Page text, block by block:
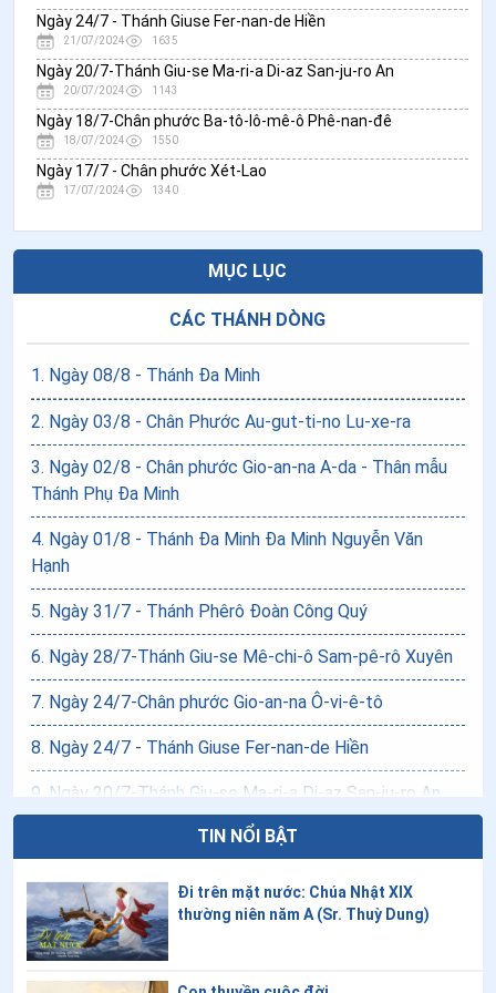
Ngày 24/7 - Thánh Giuse Fer-nan-de Hiền
21/07/2024 1635
Ngày 20/7-Thánh Giu-se Ma-ri-a Di-az San-ju-ro An
20/07/2024 1143
Ngày 18/7-Chân phước Ba-tô-lô-mê-ô Phê-nan-đê
18/07/2024 1550
Ngày 17/7 - Chân phước Xét-Lao
17/07/2024 1340
MỤC LỤC
CÁC THÁNH DÒNG
1. Ngày 08/8 - Thánh Đa Minh
2. Ngày 03/8 - Chân Phước Au-gut-ti-no Lu-xe-ra
3. Ngày 02/8 - Chân phước Gio-an-na A-da - Thân mẫu
Thánh Phụ Đa Minh
4. Ngày 01/8 - Thánh Đa Minh Đa Minh Nguyễn Văn
Hạnh
5. Ngày 31/7 - Thánh Phêrô Đoàn Công Quý
6. Ngày 28/7-Thánh Giu-se Mê-chi-ô Sam-pê-rô Xuyên
7. Ngày 24/7-Chân phước Gio-an-na Ô-vi-ê-tô
8. Ngày 24/7 - Thánh Giuse Fer-nan-de Hiền
9 Ngày 20/7-Thánh Giu-se Ma-ri-a Di-az San-ju-ro An
Ngày 18/7-Chân phước Ba-tô-lô-mê-ô Phê-nan-đê
11.Ngày 17/7 - Chân phước Xét-Lao
12.Ngày 13/7-Chân phước Gia-cô-bê Vô-ra-gi-lê
TIN NỔI BẬT
Đi trên mặt nước: Chúa Nhật XIX
thường niên năm A (Sr. Thuỳ Dung)